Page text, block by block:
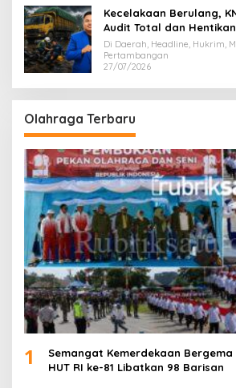
Kecelakaan Berulang,
Audit Total dan Hentikan
Di Daerah, Headline, Hukrim,
Pertambangan
27/07/2026
Olahraga Terbaru
1
Semangat Kemerdekaan Bergema
HUT RI ke-81 Libatkan 98 Barisan